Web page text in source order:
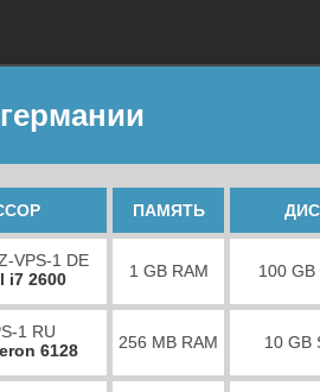
ПАМЯТЬ
VPS-1 DE
i7 2600
1 GB RAM 100 GB
1 RU
6128
256 MB RAM 10 GB